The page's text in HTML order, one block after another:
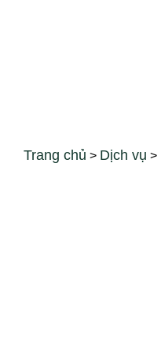
Trang chủ > Dịch vụ >